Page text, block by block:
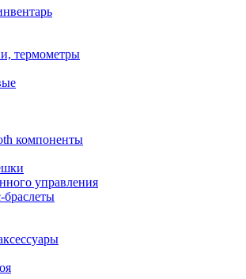
термометры
компоненты
управления